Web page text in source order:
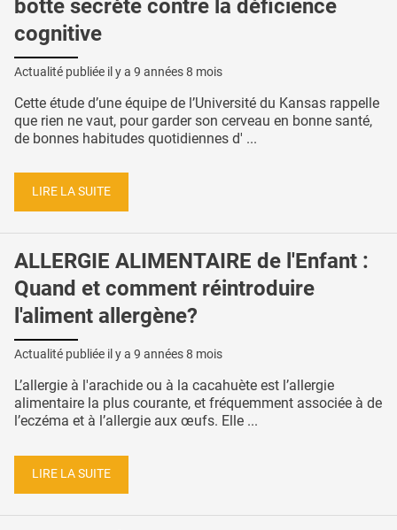
botte secrète contre la déficience
cognitive
Actualité publiée il y a 9 années 8 mois
Cette étude d’une équipe de l’Université du Kansas rappelle
que rien ne vaut, pour garder son cerveau en bonne santé,
de bonnes habitudes quotidiennes d' ...
LIRE LA SUITE
ALLERGIE ALIMENTAIRE de l'Enfant :
Quand et comment réintroduire
l'aliment allergène?
Actualité publiée il y a 9 années 8 mois
L’allergie à l'arachide ou à la cacahuète est l’allergie
alimentaire la plus courante, et fréquemment associée à de
l’eczéma et à l’allergie aux œufs. Elle ...
LIRE LA SUITE